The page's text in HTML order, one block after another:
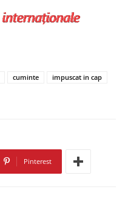
cuminte
impuscat in cap
Pinterest